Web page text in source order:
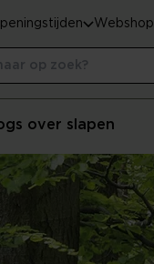
over slapen
Webshop